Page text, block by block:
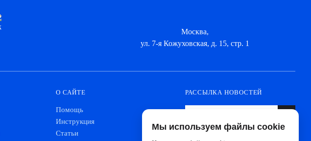
Москва,
ул. 7-я Кожуховская, д. 15, стр. 1
О САЙТЕ
Помощь
Инструкция
Статьи
РАССЫЛКА НОВОСТЕЙ
Мы используем файлы cookie